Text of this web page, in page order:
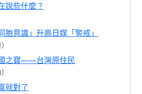
說些什麼？
胞意識」升高日媒「警戒」
之寶——台灣原住民
就對了